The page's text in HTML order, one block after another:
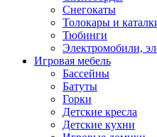
Снегокаты
Толокары и
Тюбинги
Электромобили,
Игровая мебель
Бассейны
Батуты
Горки
Детские кресла
Детские кухни